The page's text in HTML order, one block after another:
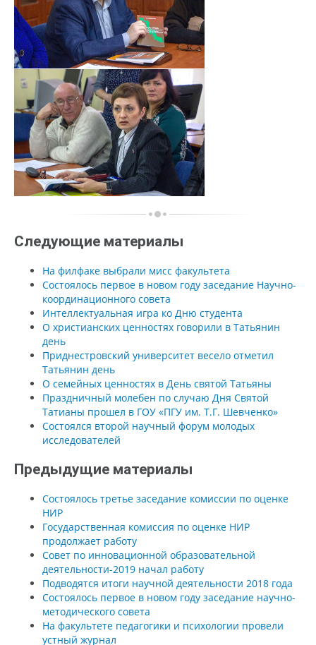
Следующие материалы
На филфаке выбрали мисс факультета
Состоялось первое в новом году заседание Научно-
координационного совета
Интеллектуальная игра ко Дню студента
О христианских ценностях говорили в Татьянин
день
Приднестровский университет весело отметил
Татьянин день
О семейных ценностях в День святой Татьяны
Праздничный молебен по случаю Дня Святой
Татианы прошел в ГОУ «ПГУ им. Т.Г. Шевченко»
Состоялся второй научный форум молодых
исследователей
Предыдущие материалы
Состоялось третье заседание комиссии по оценке
НИР
Государственная комиссия по оценке НИР
продолжает работу
Совет по инновационной образовательной
деятельности-2019 начал работу
Подводятся итоги научной деятельности 2018 года
Состоялось первое в новом году заседание научно-
методического совета
На факультете педагогики и психологии провели
устный журнал